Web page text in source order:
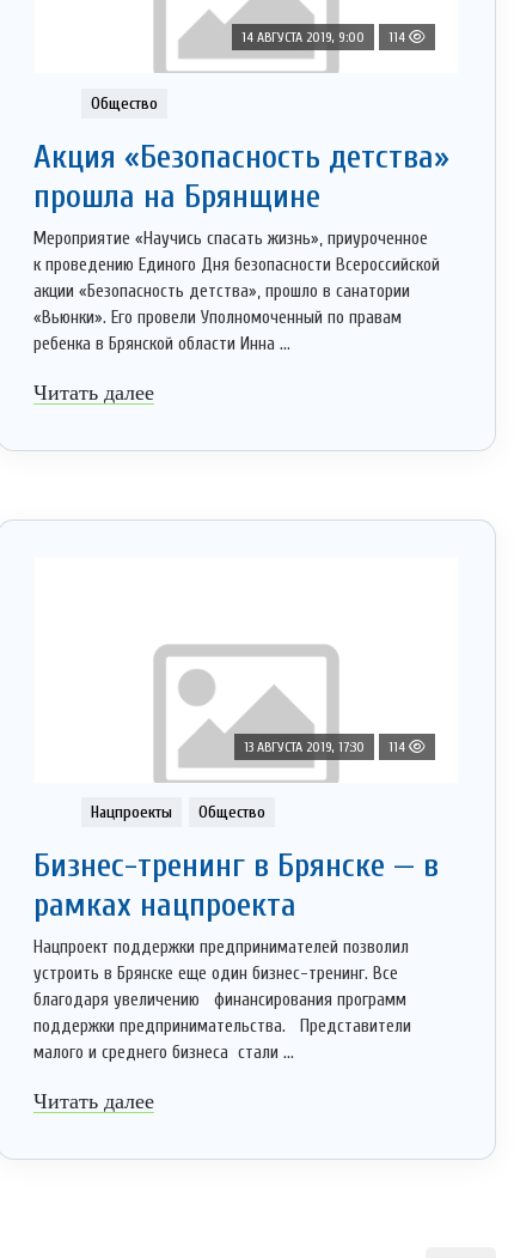
14 АВГУСТА 2019, 9:00 114
Общество
Акция «Безопасность детства»
прошла на Брянщине
Мероприятие «Научись спасать жизнь», приуроченное
к проведению Единого Дня безопасности Всероссийской
акции «Безопасность детства», прошло в санатории
«Вьюнки». Его провели Уполномоченный по правам
ребенка в Брянской области Инна ...
Читать далее
13 АВГУСТА 2019, 17:30 114
Нацпроекты Общество
Бизнес-тренинг в Брянске — в
рамках нацпроекта
Нацпроект поддержки предпринимателей позволил
устроить в Брянске еще один бизнес-тренинг. Все
благодаря увеличению финансирования программ
поддержки предпринимательства. Представители
малого и среднего бизнеса стали ...
Читать далее